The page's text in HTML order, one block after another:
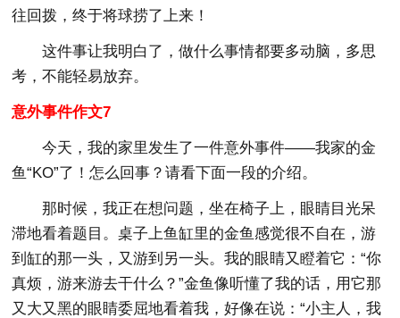
往回拨，终于将球捞了上来！
这件事让我明白了，做什么事情都要多动脑，多思
考，不能轻易放弃。
意外事件作文7
今天，我的家里发生了一件意外事件――我家的金
鱼“KO”了！怎么回事？请看下面一段的介绍。
那时候，我正在想问题，坐在椅子上，眼睛目光呆
滞地看着题目。桌子上鱼缸里的金鱼感觉很不自在，游
到缸的那一头，又游到另一头。我的眼睛又瞪着它：“你
真烦，游来游去干什么？”金鱼像听懂了我的话，用它那
又大又黑的眼睛委屈地看着我，好像在说：“小主人，我